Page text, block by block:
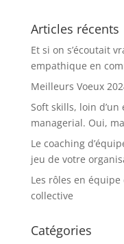
Articles récents
Et si on s’écoutait
empathique en
Meilleurs Voeux
Soft skills, loin
managerial. Oui,
Le coaching
jeu de votre
Les rôles en
collective
Catégories